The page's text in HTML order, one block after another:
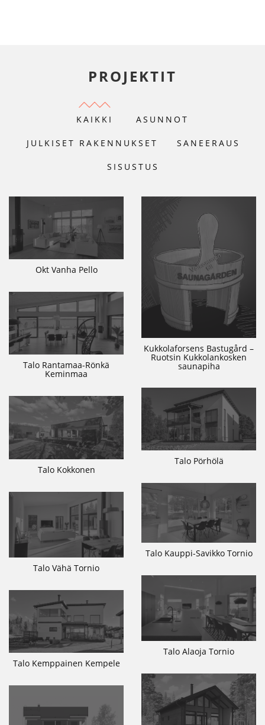
PROJEKTIT
KAIKKI ASUNNOT
JULKISET RAKENNUKSET SANEERAUS
SISUSTUS
Okt Vanha Pello
Kukkolaforsens Bastugård –
Ruotsin Kukkolankosken
saunapiha
Talo Rantamaa-Rönkä
Keminmaa
Talo Pörhölä
Talo Kokkonen
Talo Kauppi-Savikko Tornio
Talo Vähä Tornio
Talo Alaoja Tornio
Talo Kemppainen Kempele